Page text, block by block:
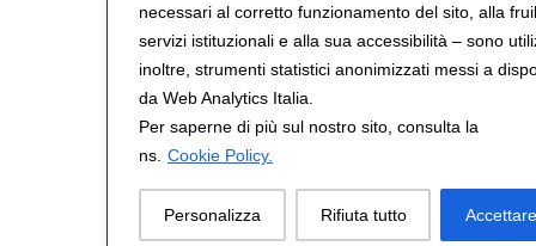
necessari al corretto funzionamento del sito, alla
servizi istituzionali e alla sua accessibilità – sono
inoltre, strumenti statistici anonimizzati messi a
da Web Analytics Italia.
Per saperne di più sul nostro sito, consulta la
ns. Cookie Policy.
Personalizza Rifiuta tutto